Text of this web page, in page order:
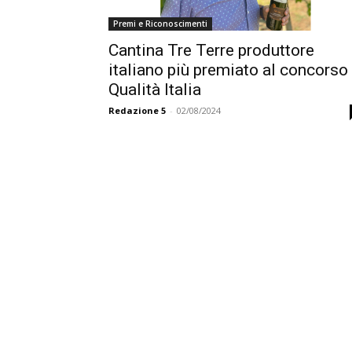
Premi e Riconoscimenti
Cantina Tre Terre produttore
italiano più premiato al concorso
Qualità Italia
Redazione 5 - 02/08/2024